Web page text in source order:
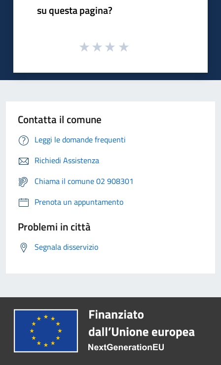
su questa pagina?
Contatta il comune
Leggi le domande frequenti
Richiedi Assistenza
Chiama il comune 02 908301
Prenota un appuntamento
Problemi in città
Segnala disservizio